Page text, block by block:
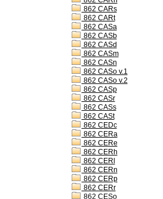
862 CARs
862 CARt
862 CASa
862 CASb
862 CASd
862 CASm
862 CASn
862 CASo v.1
862 CASo v.2
862 CASp
862 CASr
862 CASs
862 CASt
862 CEDc
862 CERa
862 CERe
862 CERh
862 CERl
862 CERn
862 CERp
862 CERr
862 CESo